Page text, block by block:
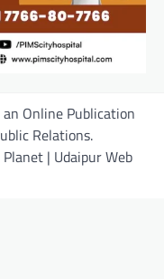
Online Publication
Relations.
| Udaipur Web